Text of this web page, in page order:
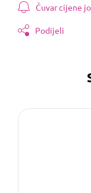
Čuvar cijene
Podijeli